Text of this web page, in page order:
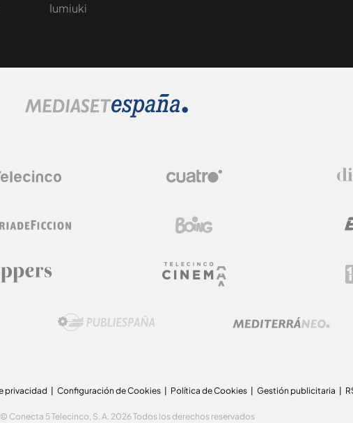
Iumiuki
privacidad Configuración de Cookies Política de Cookies Gestión publicitaria
Conecta 5 Telecinco, S. A. 2026 Todos los derechos reservados